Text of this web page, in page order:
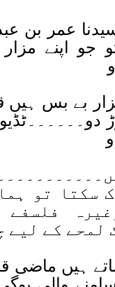
عمر بن عبد
جو اپنے
بے بس ہیں
سکتا تو
لمحے کے لیے
ہیں ماضی